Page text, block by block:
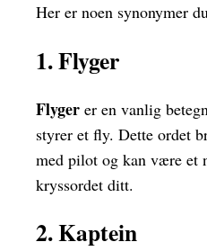
Her er noen synonymer
1. Flyger
Flyger er en vanlig
styrer et fly. Dette ordet
med pilot og kan være et
kryssordet ditt.
2. Kaptein